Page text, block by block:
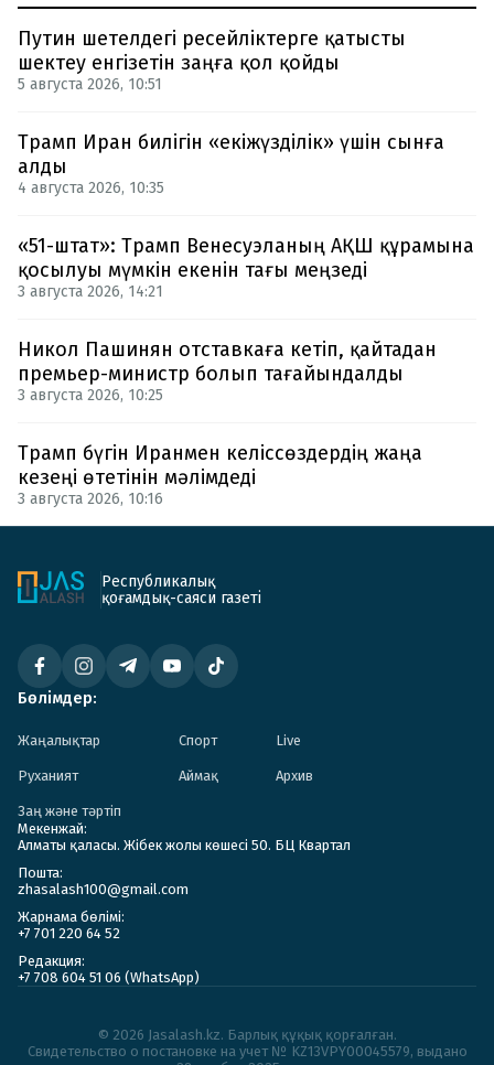
Путин шетелдегі ресейліктерге қатысты
шектеу енгізетін заңға қол қойды
5 августа 2026, 10:51
Трамп Иран билігін «екіжүзділік» үшін сынға
алды
4 августа 2026, 10:35
«51-штат»: Трамп Венесуэланың АҚШ құрамына
қосылуы мүмкін екенін тағы меңзеді
3 августа 2026, 14:21
Никол Пашинян отставкаға кетіп, қайтадан
премьер-министр болып тағайындалды
3 августа 2026, 10:25
Трамп бүгін Иранмен келіссөздердің жаңа
кезеңі өтетінін мәлімдеді
3 августа 2026, 10:16
Республикалық
қоғамдық-саяси газеті
Бөлімдер:
Жаңалықтар Спорт Live
Руханият Аймақ Архив
Заң және тәртіп
Мекенжай:
Алматы қаласы. Жібек жолы көшесі 50. БЦ Квартал
Пошта:
zhasalash100@gmail.com
Жарнама бөлімі:
+7 701 220 64 52
Редакция:
+7 708 604 51 06 (WhatsApp)
© 2026 Jasalash.kz. Барлық құқық қорғалған.
Cвидетельство о постановке на учет № KZ13VPY00045579, выдано